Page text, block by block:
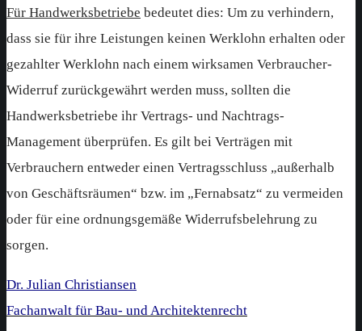
Für Handwerksbetriebe bedeutet dies: Um zu verhindern,
dass sie für ihre Leistungen keinen Werklohn erhalten oder
gezahlter Werklohn nach einem wirksamen Verbraucher-
Widerruf zurückgewährt werden muss, sollten die
Handwerksbetriebe ihr Vertrags- und Nachtrags-
Management überprüfen. Es gilt bei Verträgen mit
Verbrauchern entweder einen Vertragsschluss „außerhalb
von Geschäftsräumen“ bzw. im „Fernabsatz“ zu vermeiden
oder für eine ordnungsgemäße Widerrufsbelehrung zu
sorgen.
Dr. Julian Christiansen
Fachanwalt für Bau- und Architektenrecht